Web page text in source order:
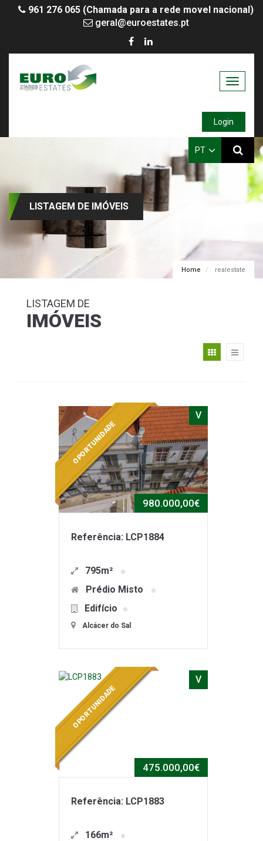
961 276 065 (Chamada para a rede movel nacional)
geral@euroestates.pt
Toggle
Login
PT
Home realestate
LISTAGEM DE IMÓVEIS
LISTAGEM DE
IMÓVEIS
V
980.000,00€
OPORTUNIDADE
Referência: LCP1884
795m²
Prédio Misto
Edifício
Alcácer do Sal
V
475.000,00€
OPORTUNIDADE
Referência: LCP1883
166m²